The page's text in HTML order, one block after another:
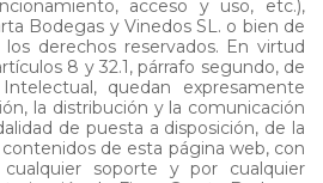
acceso y uso, etc.),
Bodegas y Vinedos SL. o bien de
los derechos reservados. En virtud
8 y 32.1, párrafo segundo, de
quedan expresamente
la distribución y la comunicación
de puesta a disposición, de la
de esta página web, con
soporte y por cualquier